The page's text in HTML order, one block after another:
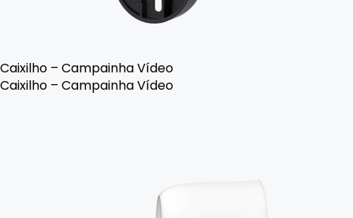
Caixilho – Campainha Vídeo
Caixilho – Campainha Vídeo